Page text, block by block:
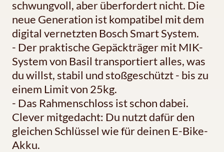
schwungvoll, aber überfordert nicht. Die
neue Generation ist kompatibel mit dem
digital vernetzten Bosch Smart System.
- Der praktische Gepäckträger mit MIK-
System von Basil transportiert alles, was
du willst, stabil und stoßgeschützt - bis zu
einem Limit von 25kg.
- Das Rahmenschloss ist schon dabei.
Clever mitgedacht: Du nutzt dafür den
gleichen Schlüssel wie für deinen E-Bike-
Akku.